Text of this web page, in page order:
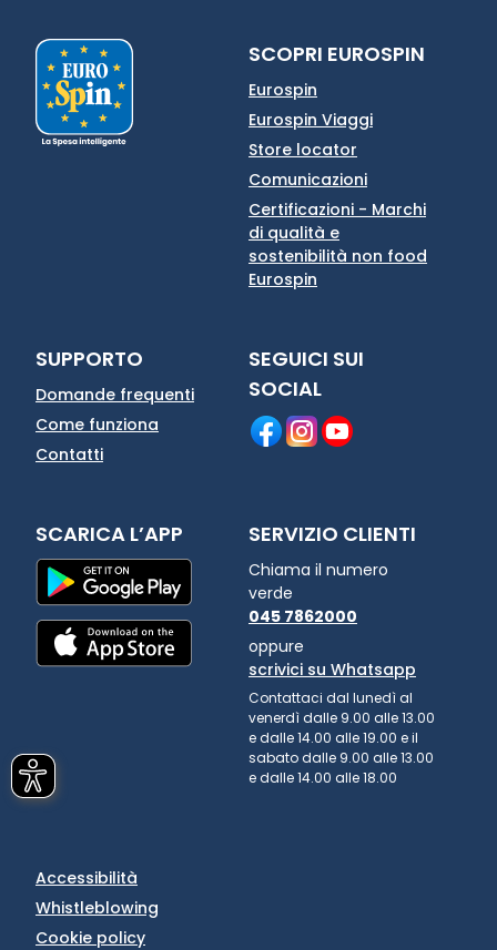
SCOPRI EUROSPIN
Eurospin
Eurospin Viaggi
Store locator
Comunicazioni
Certificazioni - Marchi
di qualità e
sostenibilità non food
Eurospin
SUPPORTO
Domande frequenti
Come funziona
Contatti
SEGUICI SUI
SOCIAL
SCARICA L’APP SERVIZIO CLIENTI
Chiama il numero
verde
045 7862000
oppure
scrivici su Whatsapp
Contattaci dal lunedì al
venerdì dalle 9.00 alle 13.00
e dalle 14.00 alle 19.00 e il
sabato dalle 9.00 alle 13.00
e dalle 14.00 alle 18.00
Accessibilità
Whistleblowing
Cookie policy